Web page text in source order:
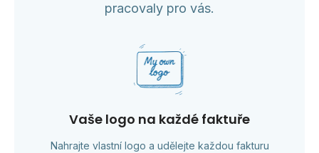
pracovaly pro vás.
Vaše logo na každé faktuře
Nahrajte vlastní logo a udělejte každou fakturu